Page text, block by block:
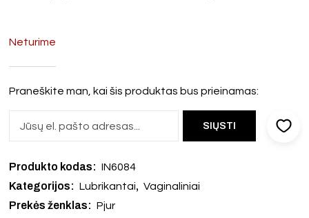
Neturime
Praneškite man, kai šis produktas bus prieinamas:
Produkto kodas: IN6084
Kategorijos: Lubrikantai, Vaginaliniai
Prekės ženklas: Pjur